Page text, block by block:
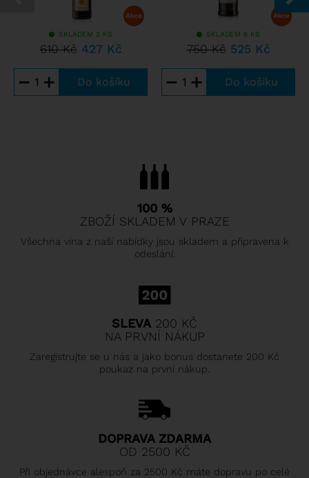
SKLADEM 2 KS
610 Kč427 Kč
− +
SKLADEM 6 KS
750 Kč525 Kč
− +
100 %
ZBOŽÍ SKLADEM V PRAZE
Všechna vína z naší nabídky jsou skladem a připravena k
odeslání.
SLEVA 200 KČ
NA PRVNÍ NÁKUP
Zaregistrujte se u nás a jako bonus dostanete 200 Kč
poukaz na první nákup.
DOPRAVA ZDARMA
OD 2500 KČ
Při objednávce alespoň za 2500 Kč máte dopravu po celé